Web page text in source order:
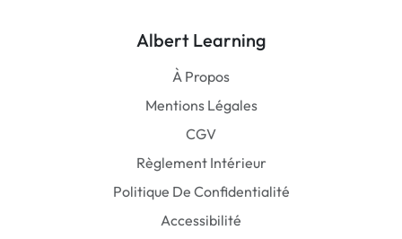
Albert Learning
À Propos
Mentions Légales
CGV
Règlement Intérieur
Politique De Confidentialité
Accessibilité